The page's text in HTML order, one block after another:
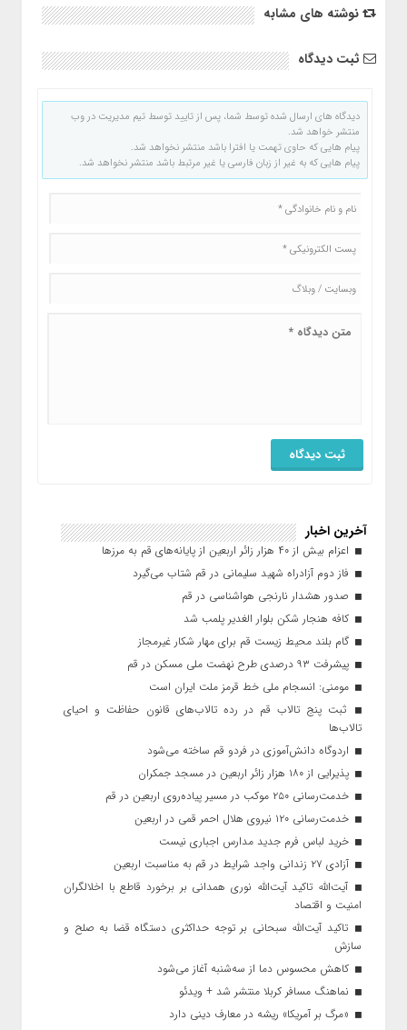
نوشته های مشابه
ثبت دیدگاه
دیدگاه های ارسال شده توسط شما، پس از تایید توسط تیم مدیریت در وب
منتشر خواهد شد.
پیام هایی که حاوی تهمت یا افترا باشد منتشر نخواهد شد.
پیام هایی که به غیر از زبان فارسی یا غیر مرتبط باشد منتشر نخواهد شد.
آخرین اخبار
اعزام بیش از ۴۰ هزار زائر اربعین از پایانه‌های قم به مرزها
فاز دوم آزادراه شهید سلیمانی در قم شتاب می‌گیرد
صدور هشدار نارنجی هواشناسی در قم
کافه هنجار شکن بلوار الغدیر پلمب شد
گام بلند محیط زیست قم برای مهار شکار غیرمجاز
پیشرفت ۹۳ درصدی طرح نهضت ملی مسکن در قم
مومنی: انسجام ملی خط قرمز ملت ایران است
ثبت پنج تالاب قم در رده تالاب‌های قانون حفاظت و احیای
تالاب‌ها
اردوگاه دانش‌آموزی در فردو قم ساخته می‌شود
پذیرایی از ۱۸۰ هزار زائر اربعین در مسجد جمکران
خدمت‌رسانی ۲۵۰ موکب در مسیر پیاده‌روی اربعین در قم
خدمت‌رسانی ۱۲۰ نیروی هلال احمر قمی در اربعین
خرید لباس فرم جدید مدارس اجباری نیست
آزادی ۲۷ زندانی واجد شرایط در قم به مناسبت اربعین
آیت‌الله تاکید آیت‌الله نوری همدانی بر برخورد قاطع با اخلالگران
امنیت و اقتصاد
تاکید آیت‌الله‌ سبحانی بر توجه حداکثری دستگاه قضا به صلح و
سازش
کاهش محسوس دما از سه‌شنبه آغاز می‌شود
نماهنگ مسافر کربلا منتشر شد + ویدئو
«مرگ بر آمریکا» ریشه در معارف دینی دارد